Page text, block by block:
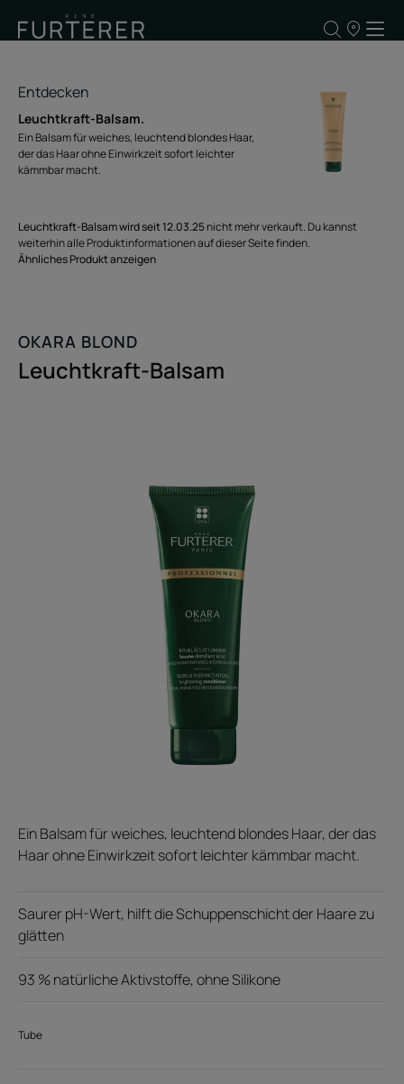
UNSERE
Leuchtkraft-Balsam wird seit 12.03.25nicht mehr verkauft. Du kannst
weiterhin alle Produktinformationen auf dieser Seite finden.
Ähnliches Produkt anzeigen
Entdecken
Leuchtkraft-Balsam.
Ein Balsam für weiches, leuchtend blondes Haar,
der das Haar ohne Einwirkzeit sofort leichter
kämmbar macht.
OKARA BLOND
Leuchtkraft-Balsam
Ein Balsam für weiches, leuchtend blondes Haar, der das
Haar ohne Einwirkzeit sofort leichter kämmbar macht.
Saurer pH-Wert, hilft die Schuppenschicht der Haare zu
glätten
93 % natürliche Aktivstoffe, ohne Silikone
Tube